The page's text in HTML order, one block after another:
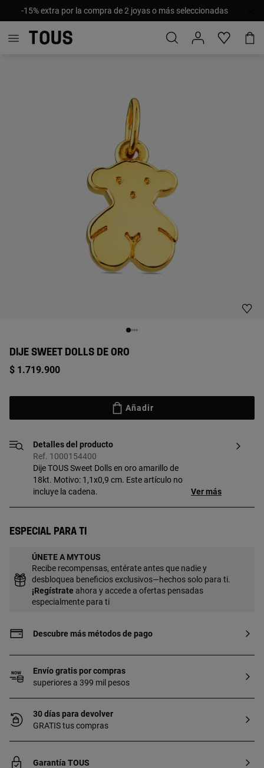
-15% extra por la compra de 2 joyas o más seleccionadas
DIJE SWEET DOLLS DE ORO
$ 1.719.900
Añadir
Detalles del producto
Ref. 1000154400
Dije TOUS Sweet Dolls en oro amarillo de
18kt. Motivo: 1,1x0,9 cm. Este artículo no
incluye la cadena.
Ver más
Especial para ti
ÚNETE A MYTOUS
Recibe recompensas, entérate antes que nadie y
desbloquea beneficios exclusivos—hechos solo para ti.
¡Regístrate ahora y accede a ofertas pensadas
especialmente para ti
Descubre más métodos de pago
Envío gratis por compras
superiores a 399 mil pesos
30 días para devolver
GRATIS tus compras
Garantía TOUS